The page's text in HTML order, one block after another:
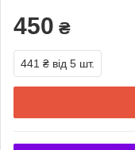
450 ₴
441 ₴ від 5 шт.